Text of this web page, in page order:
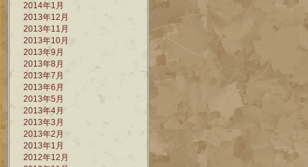
2014年1月
2013年12月
2013年11月
2013年10月
2013年9月
2013年8月
2013年7月
2013年6月
2013年5月
2013年4月
2013年3月
2013年2月
2013年1月
2012年12月